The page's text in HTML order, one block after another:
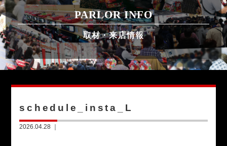
PARLOR INFO
取材・来店情報
schedule_insta_L
2026.04.28 ｜